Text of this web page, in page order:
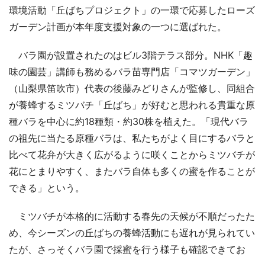
環境活動「丘ばちプロジェクト」の一環で応募したローズ
ガーデン計画が本年度支援対象の一つに選ばれた。
バラ園が設置されたのはビル3階テラス部分。NHK「趣
味の園芸」講師も務めるバラ苗専門店「コマツガーデン」
（山梨県笛吹市）代表の後藤みどりさんが監修し、同組合
が養蜂するミツバチ「丘ばち」が好むと思われる貴重な原
種バラを中心に約18種類・約30株を植えた。「現代バラ
の祖先に当たる原種バラは、私たちがよく目にするバラと
比べて花弁が大きく広がるように咲くことからミツバチが
花にとまりやすく、またバラ自体も多くの蜜を作ることが
できる」という。
ミツバチが本格的に活動する春先の天候が不順だったた
め、今シーズンの丘ばちの養蜂活動にも遅れが見られてい
たが、さっそくバラ園で採蜜を行う様子も確認できてお